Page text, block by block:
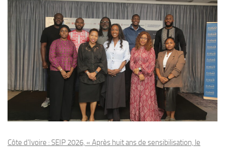
Côte d’Ivoire : SEIP 2026, « Après huit ans de sensibilisation, le